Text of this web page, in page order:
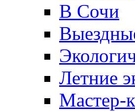
В Сочи
Летние
Мастер-